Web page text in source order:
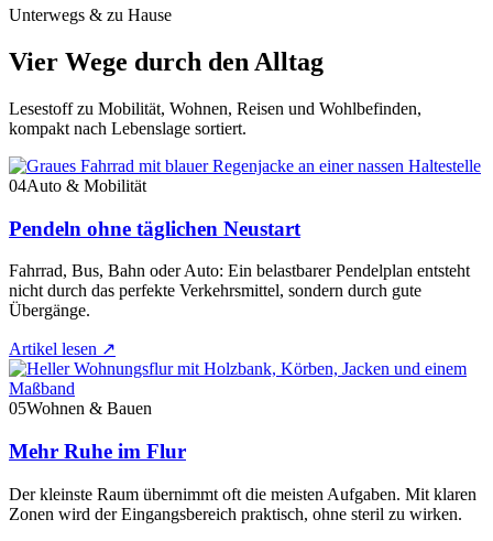
Unterwegs & zu Hause
Vier Wege durch den Alltag
Lesestoff zu Mobilität, Wohnen, Reisen und Wohlbefinden,
kompakt nach Lebenslage sortiert.
04Auto & Mobilität
Pendeln ohne täglichen Neustart
Fahrrad, Bus, Bahn oder Auto: Ein belastbarer Pendelplan entsteht
nicht durch das perfekte Verkehrsmittel, sondern durch gute
Übergänge.
Artikel lesen ↗
05Wohnen & Bauen
Mehr Ruhe im Flur
Der kleinste Raum übernimmt oft die meisten Aufgaben. Mit klaren
Zonen wird der Eingangsbereich praktisch, ohne steril zu wirken.